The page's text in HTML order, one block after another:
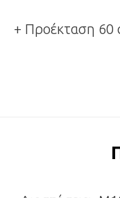
+ Προέκταση 60